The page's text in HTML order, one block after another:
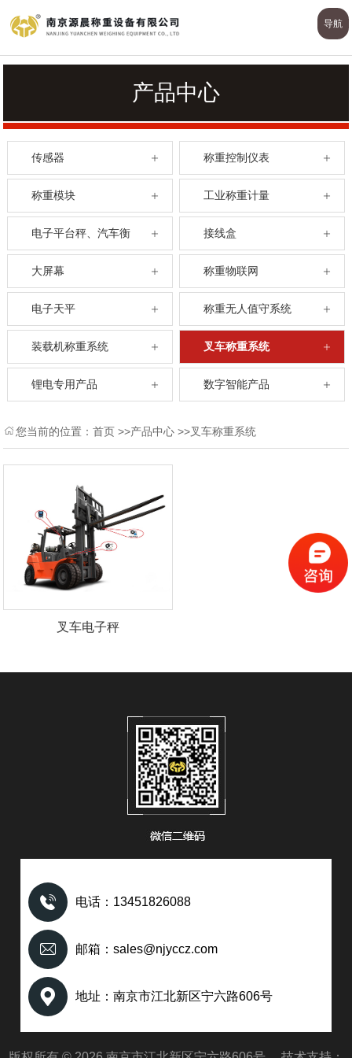
导航
产品中心
传感器 称重控制仪表
称重模块 工业称重计量
电子平台秤、汽车衡 接线盒
大屏幕 称重物联网
电子天平 称重无人值守系统
装载机称重系统 叉车称重系统
锂电专用产品 数字智能产品
您当前的位置：首页 >>产品中心 >>叉车称重系统
叉车电子秤
电话：13451826088
邮箱：sales@njyccz.com
地址：南京市江北新区宁六路606号